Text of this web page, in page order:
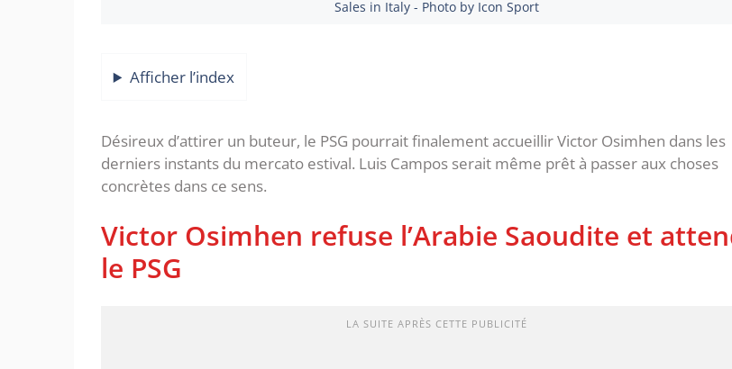
Sales in Italy - Photo by Icon Sport
Afficher l’index
Désireux d’attirer un buteur, le PSG pourrait finalement accueillir Victor Osimhen dans les
derniers instants du mercato estival. Luis Campos serait même prêt à passer aux choses
concrètes dans ce sens.
Victor Osimhen refuse l’Arabie Saoudite et
le PSG
LA SUITE APRÈS CETTE PUBLICITÉ